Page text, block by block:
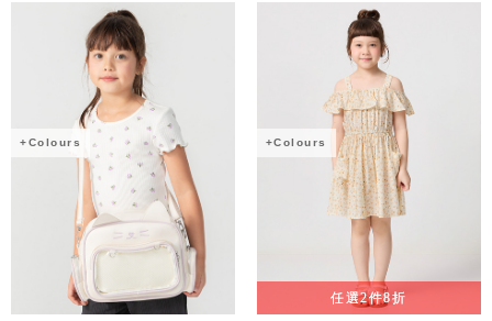
+Colours +Colours
任選2件8折